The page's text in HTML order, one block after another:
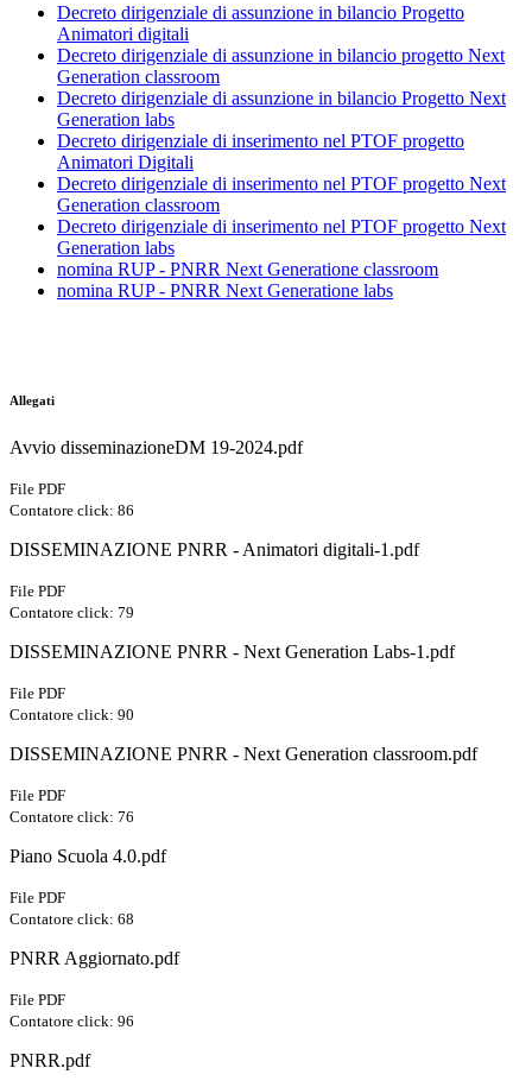
Decreto dirigenziale di assunzione in bilancio Progetto
Animatori digitali
Decreto dirigenziale di assunzione in bilancio progetto Next
Generation classroom
Decreto dirigenziale di assunzione in bilancio Progetto Next
Generation labs
Decreto dirigenziale di inserimento nel PTOF progetto
Animatori Digitali
Decreto dirigenziale di inserimento nel PTOF progetto Next
Generation classroom
Decreto dirigenziale di inserimento nel PTOF progetto Next
Generation labs
nomina RUP - PNRR Next Generatione classroom
nomina RUP - PNRR Next Generatione labs
Allegati
Avvio disseminazioneDM 19-2024.pdf
File PDF
Contatore click: 86
DISSEMINAZIONE PNRR - Animatori digitali-1.pdf
File PDF
Contatore click: 79
DISSEMINAZIONE PNRR - Next Generation Labs-1.pdf
File PDF
Contatore click: 90
DISSEMINAZIONE PNRR - Next Generation classroom.pdf
File PDF
Contatore click: 76
Piano Scuola 4.0.pdf
File PDF
Contatore click: 68
PNRR Aggiornato.pdf
File PDF
Contatore click: 96
PNRR.pdf